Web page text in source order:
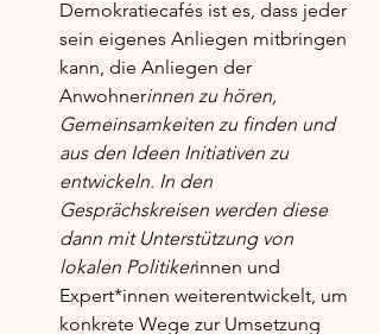
Demokratiecafés ist es, dass jeder
sein eigenes Anliegen mitbringen
kann, die Anliegen der
Anwohnerinnen zu hören,
Gemeinsamkeiten zu finden und
aus den Ideen Initiativen zu
entwickeln. In den
Gesprächskreisen werden diese
dann mit Unterstützung von
lokalen Politikerinnen und
Expert*innen weiterentwickelt, um
konkrete Wege zur Umsetzung